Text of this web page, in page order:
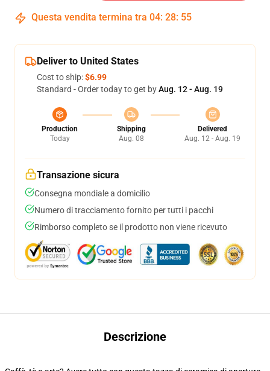
Questa vendita termina tra 04: 28: 55
Deliver to United States
Cost to ship:$6.99
Standard - Order today to get byAug. 12 - Aug. 19
Production
Today
Shipping
Aug. 08
Delivered
Aug. 12 - Aug. 19
Transazione sicura
Consegna mondiale a domicilio
Numero di tracciamento fornito per tutti i pacchi
Rimborso completo se il prodotto non viene ricevuto
Descrizione